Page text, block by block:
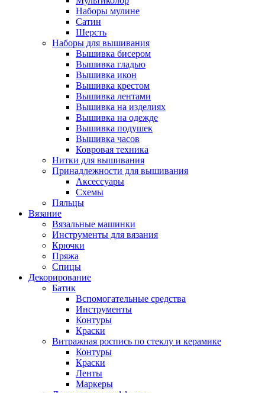
Наборы мулине
Сатин
Шерсть
Наборы для вышивания
Вышивка бисером
Вышивка гладью
Вышивка икон
Вышивка крестом
Вышивка лентами
Вышивка на изделиях
Вышивка на одежде
Вышивка подушек
Вышивка часов
Ковровая техника
Нитки для вышивания
Принадлежности для вышивания
Аксессуары
Схемы
Пяльцы
Вязание
Вязальные машинки
Инструменты для вязания
Крючки
Пряжа
Спицы
Декорирование
Батик
Вспомогательные средства
Инструменты
Контуры
Краски
Витражная роспись по стеклу и керамике
Контуры
Краски
Ленты
Маркеры